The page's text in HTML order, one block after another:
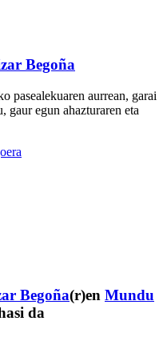
Begoña
pasealekuaren aurrean, garai
gaur egun ahazturaren eta
Begoña(r)en Mundu
da